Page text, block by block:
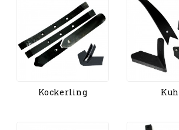
Kockerling